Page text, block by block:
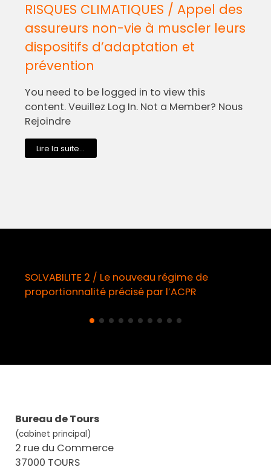
RISQUES CLIMATIQUES / Appel des
assureurs non-vie à muscler leurs
dispositifs d’adaptation et
prévention
You need to be logged in to view this
content. Veuillez Log In. Not a Member? Nous
Rejoindre
Lire la suite...
2 / Le nouveau régime de
précisé par l’ACPR
Bureau de Tours
(cabinet principal)
2 rue du Commerce
37000 TOURS